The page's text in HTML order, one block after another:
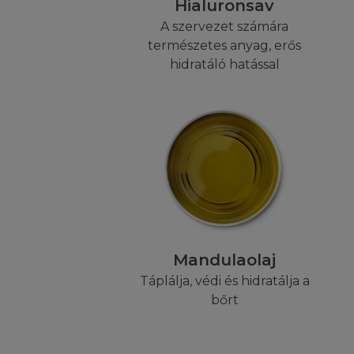
Hialuronsav
A szervezet számára
természetes anyag, erős
hidratáló hatással
Mandulaolaj
Táplálja, védi és hidratálja a
bőrt
A LETÖLTÉS
(i) Ön nem több
használatra, és
védjegy jogi
kívül Ön nem
tartalmát
computeres
honlap
információk
Honlap sem
Amennyiben